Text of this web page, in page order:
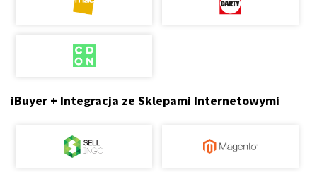
iBuyer + Integracja ze Sklepami Internetowymi